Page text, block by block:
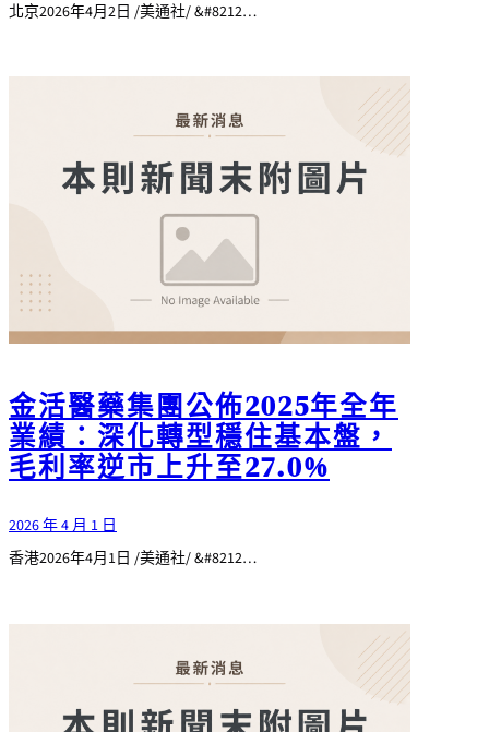
北京2026年4月2日 /美通社/ &#8212…
金活醫藥集團公佈2025年全年
業績：深化轉型穩住基本盤，
毛利率逆市上升至27.0%
2026 年 4 月 1 日
香港2026年4月1日 /美通社/ &#8212…